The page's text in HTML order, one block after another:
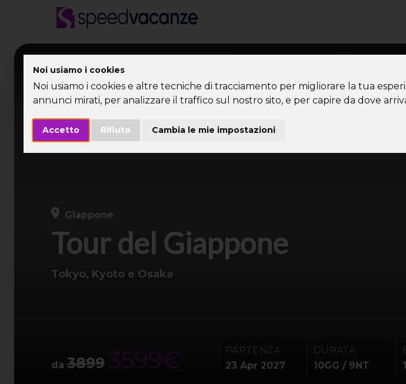
Noi usiamo i cookies
Noi usiamo i cookies e altre tecniche di tracciamento per migliorare la tua
annunci mirati, per analizzare il traffico sul nostro sito, e per capire da dove
Accetto Rifiuto Cambia le mie impostazioni
Giappone
Tour del Giappone
Tokyo, Kyoto e Osaka
da 3899 3599€
PARTENZA
23 Apr 2027
DURATA
10GG / 9NT